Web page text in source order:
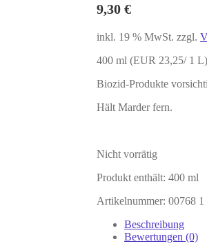
9,30€
inkl. 19 % MwSt. zzgl.
400 ml (EUR 23,25/ 1 L)
Biozid-Produkte
Hält Marder fern.
Nicht vorrätig
Produkt enthält: 400ml
Artikelnummer:00768 1
Beschreibung
Bewertungen (0)